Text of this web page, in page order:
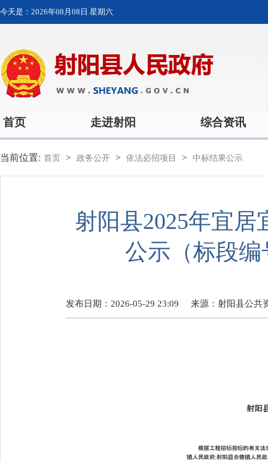
今天是： 2026年08月08日 星期六
首页 走进射阳 综合资讯
当前位置: 首页 > 政务公开 > 依法必招项目 > 中标结果公示
射阳县2025年宜
公示（标段编
发布日期：2026-05-29 23:09 来源： 射阳县公共